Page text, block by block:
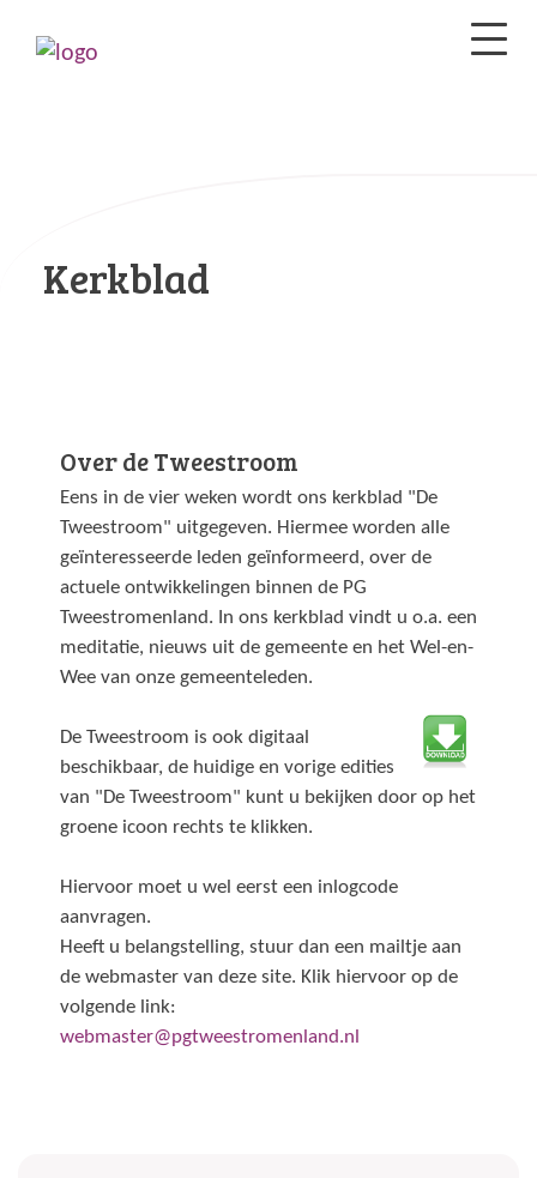
Kerkblad
Over de Tweestroom
Eens in de vier weken wordt ons kerkblad "De
Tweestroom" uitgegeven. Hiermee worden alle
geïnteresseerde leden geïnformeerd, over de
actuele ontwikkelingen binnen de PG
Tweestromenland. In ons kerkblad vindt u o.a. een
meditatie, nieuws uit de gemeente en het Wel-en-
Wee van onze gemeenteleden.
De Tweestroom is ook digitaal
beschikbaar, de huidige en vorige edities
van "De Tweestroom" kunt u bekijken door op het
groene icoon rechts te klikken.
Hiervoor moet u wel eerst een inlogcode
aanvragen.
Heeft u belangstelling, stuur dan een mailtje aan
de webmaster van deze site. Klik hiervoor op de
volgende link:
webmaster@pgtweestromenland.nl